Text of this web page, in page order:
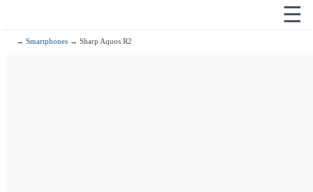
☰
→Smartphones → Sharp Aquos R2